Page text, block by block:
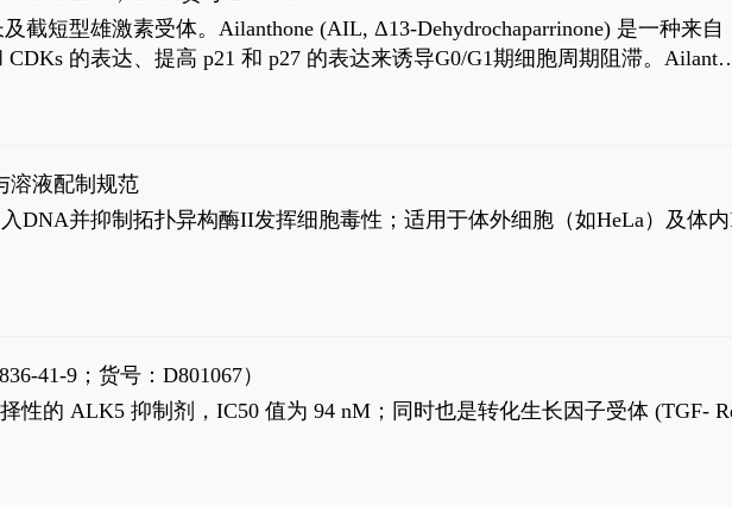
短型雄激素受体。Ailanthone (AIL, Δ13-Dehydrochaparrinone) 是一种来自
的表达、提高 p21 和 p27 的表达来诱导G0/G1期细胞周期阻滞。
651)的抑制剂，对应的IC50值分别为69 nM和309 nM。
溶液配制规范
DNA并抑制拓扑异构酶II发挥细胞毒性；适用于体外细胞（如HeLa）及体内
41-9；货号：D801067）
性的 ALK5 抑制剂，IC50 值为 94 nM；同时也是转化生长因子受体 (TGF-